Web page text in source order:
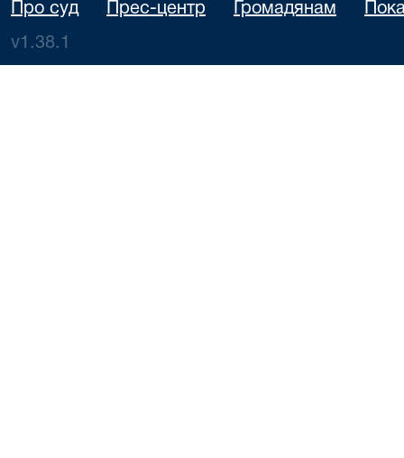
Про суд Прес-центр Громадянам
v1.38.1